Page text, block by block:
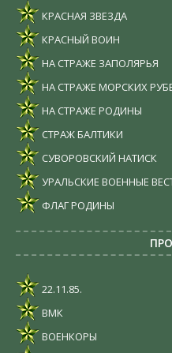
КРАСНАЯ ЗВЕЗДА
КРАСНЫЙ ВОИН
НА СТРАЖЕ ЗАПОЛЯРЬЯ
НА СТРАЖЕ МОРСКИХ
НА СТРАЖЕ РОДИНЫ
СТРАЖ БАЛТИКИ
СУВОРОВСКИЙ НАТИСК
УРАЛЬСКИЕ ВОЕННЫЕ
ФЛАГ РОДИНЫ
22.11.85.
ВМК
ВОЕНКОРЫ